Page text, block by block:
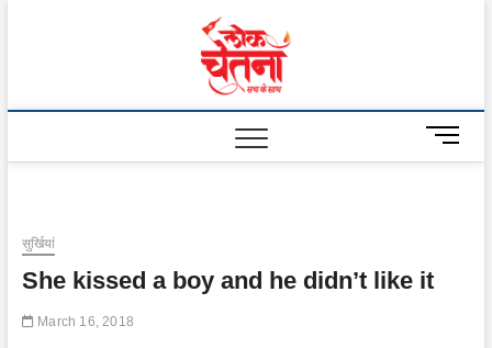
M
e
सुर्खियां
She kissed a boy and he didn’t like it
March 16, 2018